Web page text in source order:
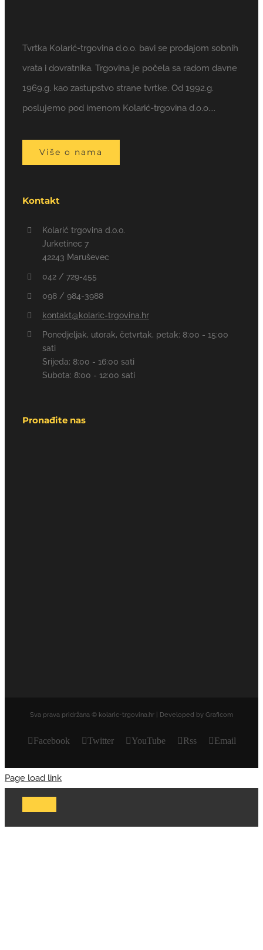
Tvrtka Kolarić-trgovina d.o.o. bavi se prodajom sobnih
vrata i dovratnika. Trgovina je počela sa radom davne
1969.g. kao zastupstvo strane tvrtke. Od 1992.g.
poslujemo pod imenom Kolarić-trgovina d.o.o....
Više o nama
Kontakt
Kolarić trgovina d.o.o.
Jurketinec 7
42243 Maruševec
042 / 729-455
098 / 984-3988
kontakt@kolaric-trgovina.hr
Ponedjeljak, utorak, četvrtak, petak: 8:00 - 15:00
sati
Srijeda: 8:00 - 16:00 sati
Subota: 8:00 - 12:00 sati
Pronađite nas
Sva prava pridržana © kolaric-trgovina.hr | Developed by Graficom
Facebook Twitter YouTube Rss Email
Page load link